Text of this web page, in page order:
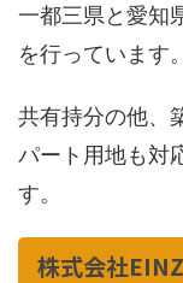
一都三県と愛知
を行っています。
共有持分の他、
パート用地も対
す。
株式会社EINZ